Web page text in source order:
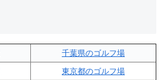
千葉県のゴルフ場
東京都のゴルフ場